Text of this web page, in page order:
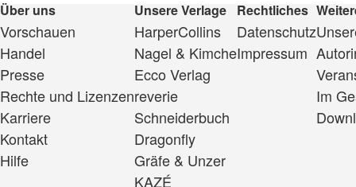
Über uns
Vorschauen
Handel
Presse
Rechte und Lizenzen
Karriere
Kontakt
Hilfe
Unsere Verlage
HarperCollins
Nagel & Kimche
Ecco Verlag
reverie
Schneiderbuch
Dragonfly
Gräfe & Unzer
KAZÉ
Rechtliches
Datenschutz
Impressum
Im